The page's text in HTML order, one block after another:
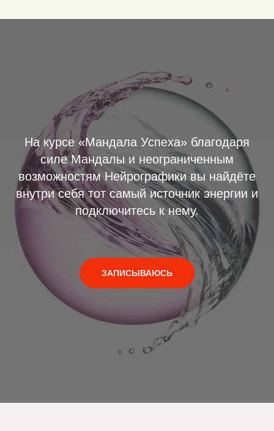
На курсе «Мандала Успеха» благодаря
силе Мандалы и неограниченным
возможностям Нейрографики вы найдёте
внутри себя тот самый источник энергии и
подключитесь к нему.
ЗАПИСЫВАЮСЬ